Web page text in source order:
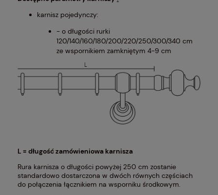
karnisz pojedynczy:
- o długości rurki
120/140/160/180/200/220/250/300/340 cm
ze wspornikiem zamkniętym 4-9 cm
L = długość zamówieniowa karnisza
Rura karnisza o długości powyżej 250 cm zostanie
standardowo dostarczona w dwóch równych częściach
do połączenia łącznikiem na wsporniku środkowym.